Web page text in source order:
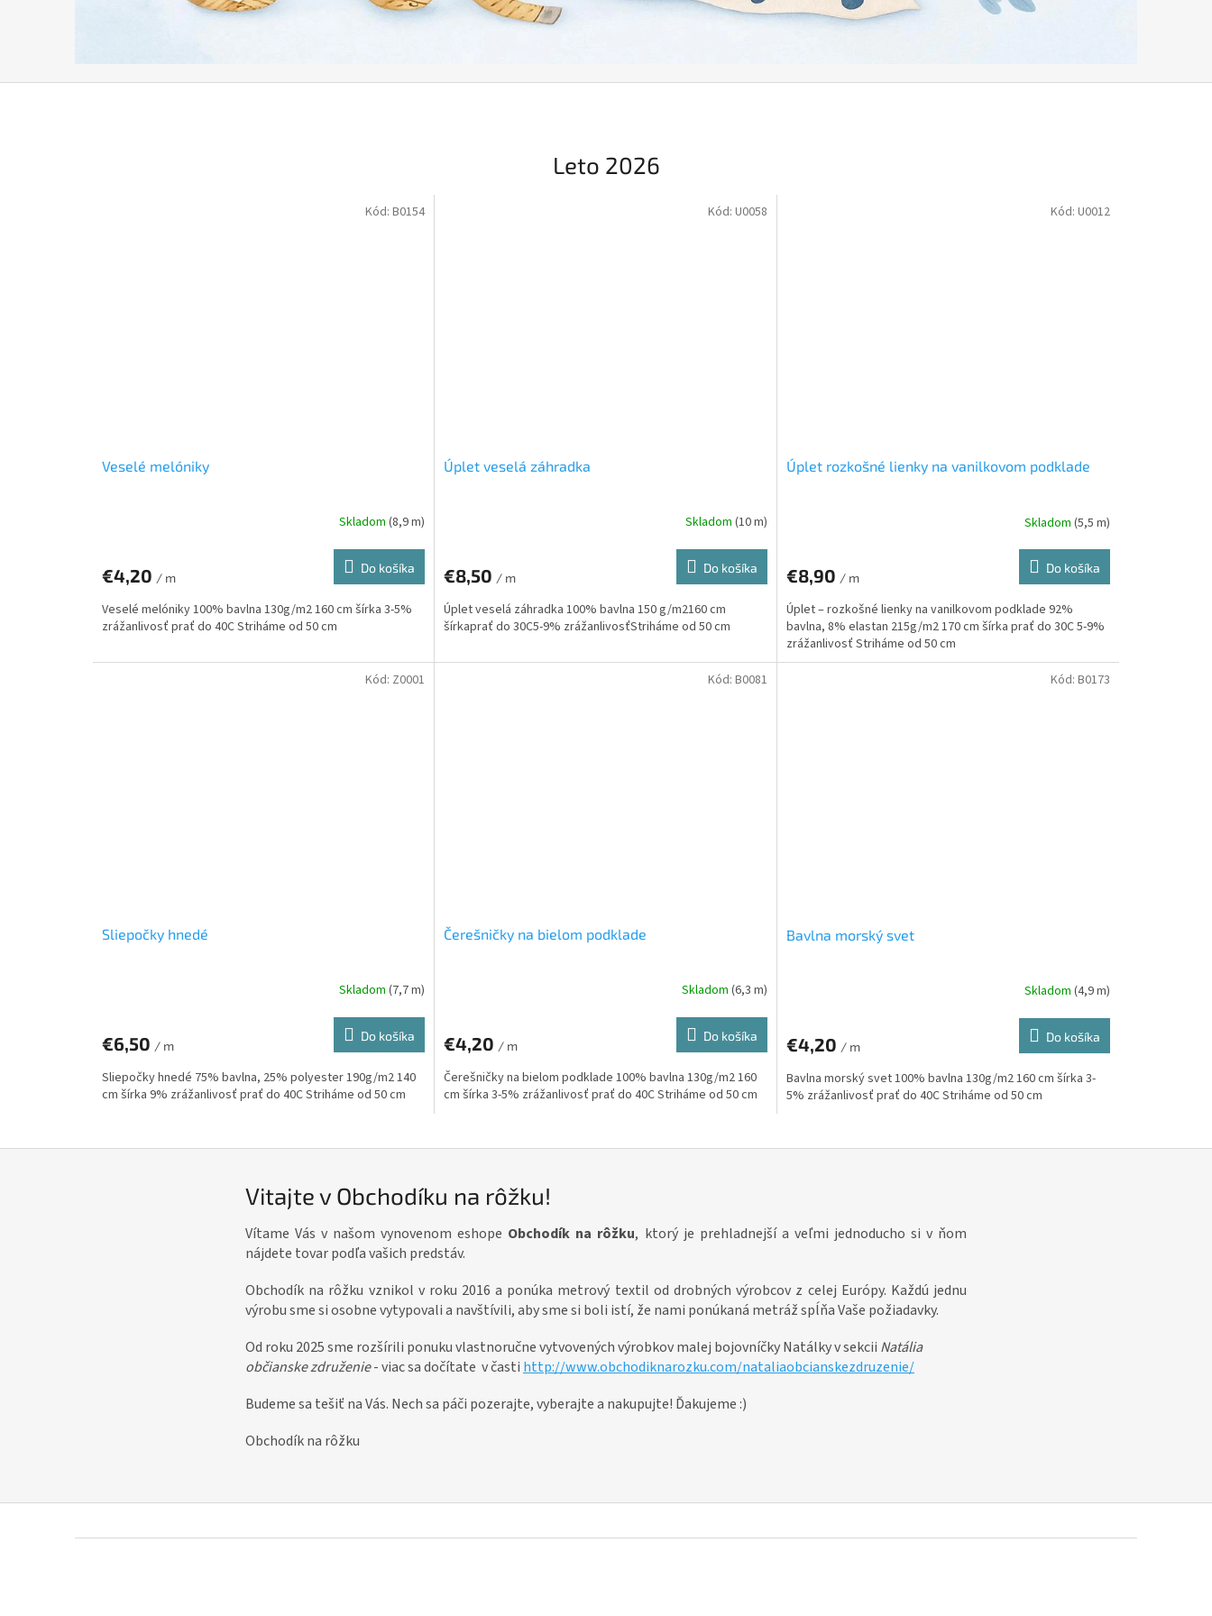
Leto 2026
Veselé melóniky
Skladom(8,9 m)
€4,20 / m
Do košíka
Veselé melóniky 100% bavlna 130g/m2 160 cm šírka 3-5%
zrážanlivosť prať do 40C Striháme od 50 cm
Kód:B0154
Úplet veselá záhradka
Skladom (10 m)
€8,50 / m
Do košíka
Úplet veselá záhradka 100% bavlna 150 g/m2160 cm
šírkaprať do 30C5-9% zrážanlivosťStriháme od 50 cm
Kód: U0058
Úplet rozkošné lienky na vanilkovom podklade
Skladom (5,5 m)
€8,90 / m
Do košíka
Úplet – rozkošné lienky na vanilkovom podklade 92%
bavlna, 8% elastan 215g/m2 170 cm šírka prať do 30C 5-9%
zrážanlivosť Striháme od 50 cm
Kód: U0012
Sliepočky hnedé
Skladom(7,7 m)
€6,50 / m
Do košíka
Sliepočky hnedé 75% bavlna, 25% polyester 190g/m2 140
cm šírka 9% zrážanlivosť prať do 40C Striháme od 50 cm
Kód: Z0001
Čerešničky na bielom podklade
Skladom (6,3 m)
€4,20 / m
Do košíka
Čerešničky na bielom podklade 100% bavlna 130g/m2 160
cm šírka 3-5% zrážanlivosť prať do 40C Striháme od 50 cm
Kód: B0081
Bavlna morský svet
Skladom (4,9 m)
€4,20 / m
Do košíka
Bavlna morský svet 100% bavlna 130g/m2 160 cm šírka 3-
5% zrážanlivosť prať do 40C Striháme od 50 cm
Kód: B0173
Vitajte v Obchodíku na rôžku!
Vítame Vás v našom vynovenom eshope Obchodík na rôžku, ktorý je prehladnejší a veľmi jednoducho si v ňom
nájdete tovar podľa vašich predstáv.
Obchodík na rôžku vznikol v roku 2016 a ponúka metrový textil od drobných výrobcov z celej Európy. Každú jednu
výrobu sme si osobne vytypovali a navštívili, aby sme si boli istí, že nami ponúkaná metráž spĺňa Vaše požiadavky.
Od roku 2025 sme rozšírili ponuku vlastnoručne vytvovených výrobkov malej bojovníčky Natálky v sekcii Natália
občianske združenie- viac sa dočítate v časti http://www.obchodiknarozku.com/nataliaobcianskezdruzenie/
Budeme sa tešiť na Vás. Nech sa páči pozerajte, vyberajte a nakupujte! Ďakujeme :)
Obchodík na rôžku